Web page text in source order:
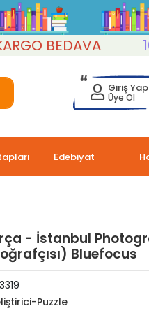
BEDAVA
Giriş Yap
Üye Ol
Edebiyat
- İstanbul
Bluefocus
Puzzle